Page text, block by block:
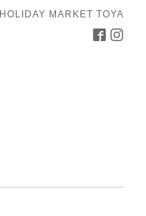
HOLIDAY MARKET TOYA